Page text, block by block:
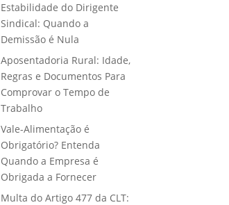
Estabilidade do Dirigente
Sindical: Quando a
Demissão é Nula
Aposentadoria Rural: Idade,
Regras e Documentos Para
Comprovar o Tempo de
Trabalho
Vale-Alimentação é
Obrigatório? Entenda
Quando a Empresa é
Obrigada a Fornecer
Multa do Artigo 477 da CLT: